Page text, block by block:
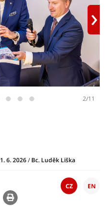
›
2/11
1. 6. 2026/Bc. Luděk Liška
CZ EN